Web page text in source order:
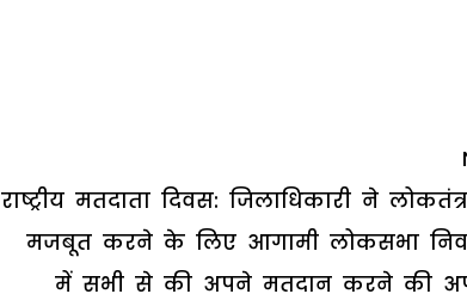
राष्ट्रीय मतदाता दिवस: जिलाधिकारी ने
मजबूत करने के लिए आगामी लोकसभा
में सभी से की अपने मतदान करने की